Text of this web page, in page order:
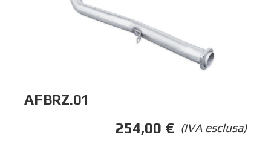
AFBRZ.01
(IVA esclusa)
254,00 €